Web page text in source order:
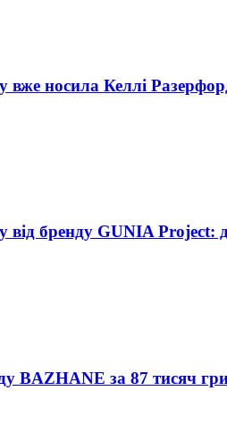
вже носила Келлі
від бренду GUNIA Project:
BAZHANE за 87 тисяч